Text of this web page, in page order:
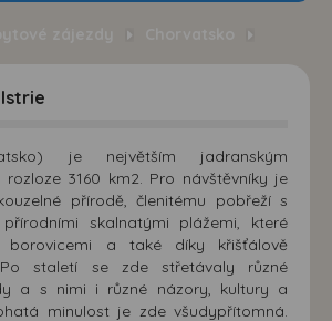
Istrie
je největším jadranským
3160 km2. Pro návštěvníky je
přírodě, členitému pobřeží s
skalnatými plážemi, které
borovicemi a také díky křišťálově
staletí se zde střetávaly různé
a s nimi i různé názory, kultury a
minulost je zde všudypřítomná.